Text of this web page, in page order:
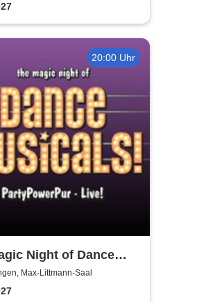
20:00 Uhr
Night of Dance
Max-Littmann-Saal